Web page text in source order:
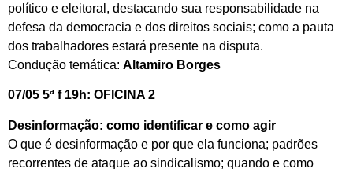
político e eleitoral, destacando sua responsabilidade na
defesa da democracia e dos direitos sociais; como a pauta
dos trabalhadores estará presente na disputa.
Condução temática: Altamiro Borges
07/05 5ª f 19h: OFICINA 2
Desinformação: como identificar e como agir
O que é desinformação e por que ela funciona; padrões
recorrentes de ataque ao sindicalismo; quando e como